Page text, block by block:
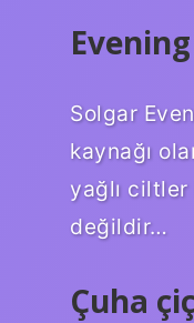
Solgar
kaynağı
yağlı
değildir…
Çuha